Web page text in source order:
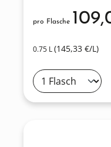
0.75 L(145,33 €/L)
pro Flasche